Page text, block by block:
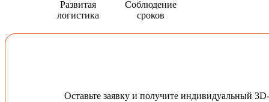
Развитая
логистика
Соблюдение
сроков
Оставьте заявку и получите индивидуальный